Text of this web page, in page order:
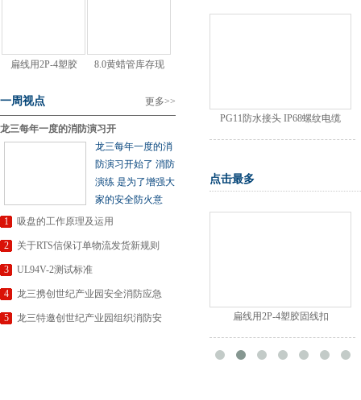
扁线用2P-4塑胶 8.0黄蜡管库存现
更多>>
一周视点
龙三每年一度的消防演习开
龙三每年一度的消
防演习开始了 消防
演练 是为了增强大
家的安全防火意
1
吸盘的工作原理及运用
2 关于RTS信保订单物流发货新规则
3 UL94V-2测试标准
4 龙三携创世纪产业园安全消防应急
5 龙三特邀创世纪产业园组织消防安
带螺杆真空吸盘免 PG11防水接头 IP68螺纹电缆
点击最多
字螺丝 尼龙料耐高 扁线用2P-4塑胶固线扣